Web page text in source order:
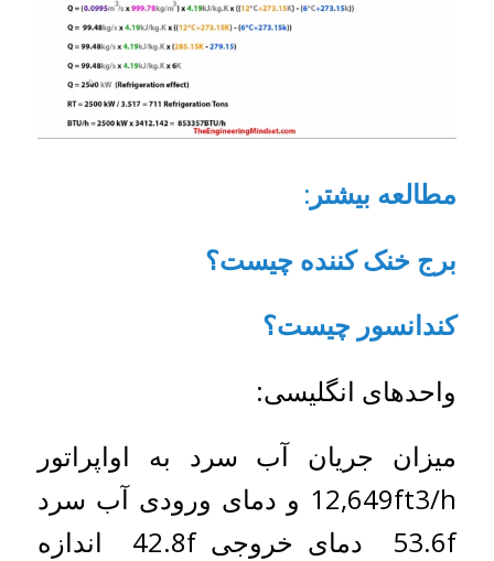
مطالعه بیشتر :
برج خنک کننده چیست؟
کندانسور چیست؟
واحدهای انگلیسی:
میزان جریان آب سرد به اواپراتور
12,649ft3/h و دمای ورودی آب سرد
53.6f دمای خروجی 42.8f اندازه